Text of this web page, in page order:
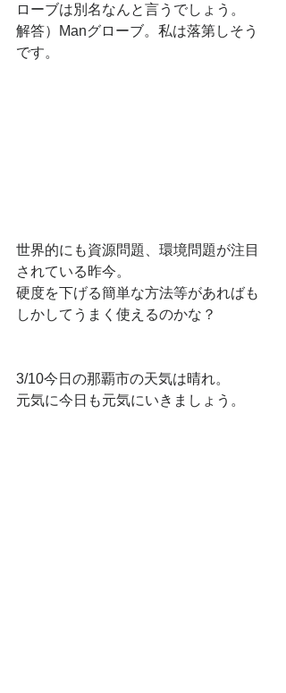
ローブは別名なんと言うでしょう。
解答）Manグローブ。私は落第しそう
です。
世界的にも資源問題、環境問題が注目
されている昨今。
硬度を下げる簡単な方法等があればも
しかしてうまく使えるのかな？
3/10今日の那覇市の天気は晴れ。
元気に今日も元気にいきましょう。